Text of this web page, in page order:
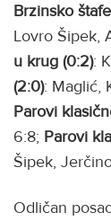
Brzinsko
Lovro Šipek,
u krug (0:2):
(2:0): Maglić,
Parovi
6:8; Parovi
Šipek,
Odličan